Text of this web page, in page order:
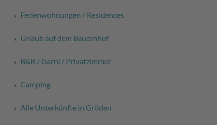
Ferienwohnungen / Residences
Urlaub auf dem Bauernhof
B&B / Garni / Privatzimmer
Camping
Alle Unterkünfte in Gröden